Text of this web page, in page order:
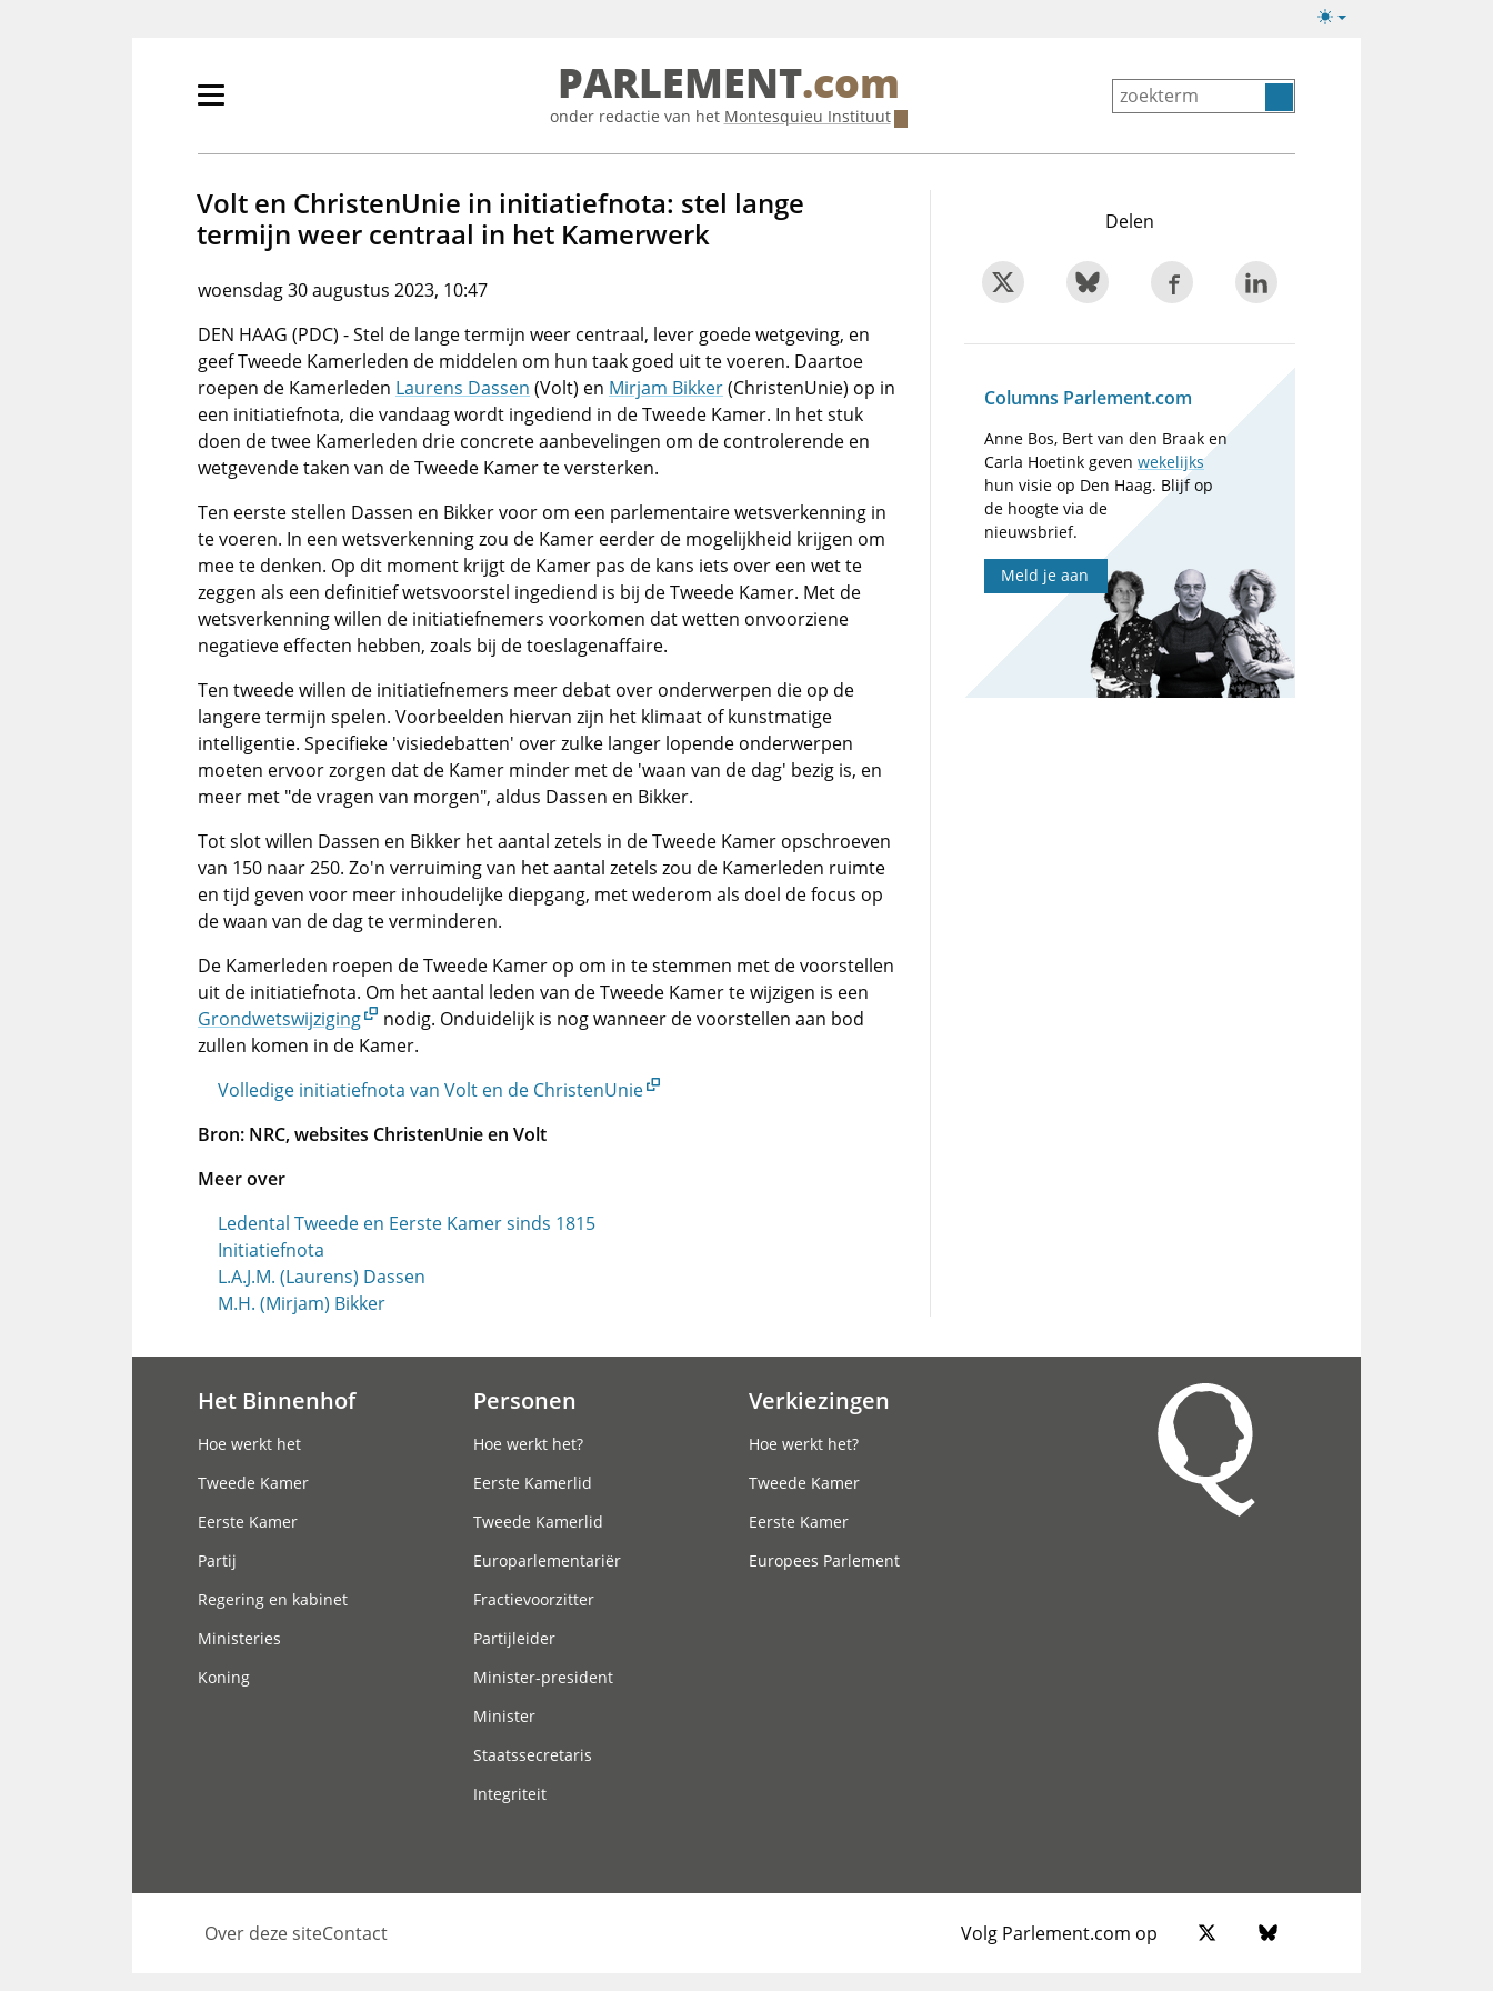
Lichte/donkere
Primair
tonen/verbergen
PARLEMENT.com
onder redactie van het Montesquieu Instituut
Volt en ChristenUnie in initiatiefnota: stel lange
termijn weer centraal in het Kamerwerk
woensdag 30 augustus 2023, 10:47
DEN HAAG (PDC) - Stel de lange termijn weer centraal, lever goede wetgeving, en
geef Tweede Kamerleden de middelen om hun taak goed uit te voeren. Daartoe
roepen de Kamerleden Laurens Dassen (Volt) en Mirjam Bikker(ChristenUnie) op in
een initiatiefnota, die vandaag wordt ingediend in de Tweede Kamer. In het stuk
doen de twee Kamerleden drie concrete aanbevelingen om de controlerende en
wetgevende taken van de Tweede Kamer te versterken.
Ten eerste stellen Dassen en Bikker voor om een parlementaire wetsverkenning in
te voeren. In een wetsverkenning zou de Kamer eerder de mogelijkheid krijgen om
mee te denken. Op dit moment krijgt de Kamer pas de kans iets over een wet te
zeggen als een definitief wetsvoorstel ingediend is bij de Tweede Kamer. Met de
wetsverkenning willen de initiatiefnemers voorkomen dat wetten onvoorziene
negatieve effecten hebben, zoals bij de toeslagenaffaire.
Ten tweede willen de initiatiefnemers meer debat over onderwerpen die op de
langere termijn spelen. Voorbeelden hiervan zijn het klimaat of kunstmatige
intelligentie. Specifieke 'visiedebatten' over zulke langer lopende onderwerpen
moeten ervoor zorgen dat de Kamer minder met de 'waan van de dag' bezig is, en
meer met "de vragen van morgen", aldus Dassen en Bikker.
Tot slot willen Dassen en Bikker het aantal zetels in de Tweede Kamer opschroeven
van 150 naar 250. Zo'n verruiming van het aantal zetels zou de Kamerleden ruimte
en tijd geven voor meer inhoudelijke diepgang, met wederom als doel de focus op
de waan van de dag te verminderen.
De Kamerleden roepen de Tweede Kamer op om in te stemmen met de voorstellen
uit de initiatiefnota. Om het aantal leden van de Tweede Kamer te wijzigen is een
Grondwetswijziging
nodig. Onduidelijk is nog wanneer de voorstellen aan bod
zullen komen in de Kamer.
Volledige initiatiefnota van Volt en de ChristenUnie
Bron: NRC, websites ChristenUnie en Volt
Meer over
Ledental Tweede en Eerste Kamer sinds 1815
Initiatiefnota
L.A.J.M. (Laurens) Dassen
M.H. (Mirjam) Bikker
Delen
Columns Parlement.com
Anne Bos, Bert van den Braak en
Carla Hoetink gevenwekelijks
hun visie op Den Haag. Blijf op
de hoogte via de
nieuwsbrief.
Meld je aan
Het Binnenhof
Hoe werkt het
Tweede Kamer
Eerste Kamer
Partij
Regering en kabinet
Ministeries
Koning
Personen
Hoe werkt het?
Eerste Kamerlid
Tweede Kamerlid
Europarlementariër
Fractievoorzitter
Partijleider
Minister-president
Minister
Staatssecretaris
Integriteit
Verkiezingen
Hoe werkt het?
Tweede Kamer
Eerste Kamer
Europees Parlement
Over deze siteContact Volg Parlement.com op